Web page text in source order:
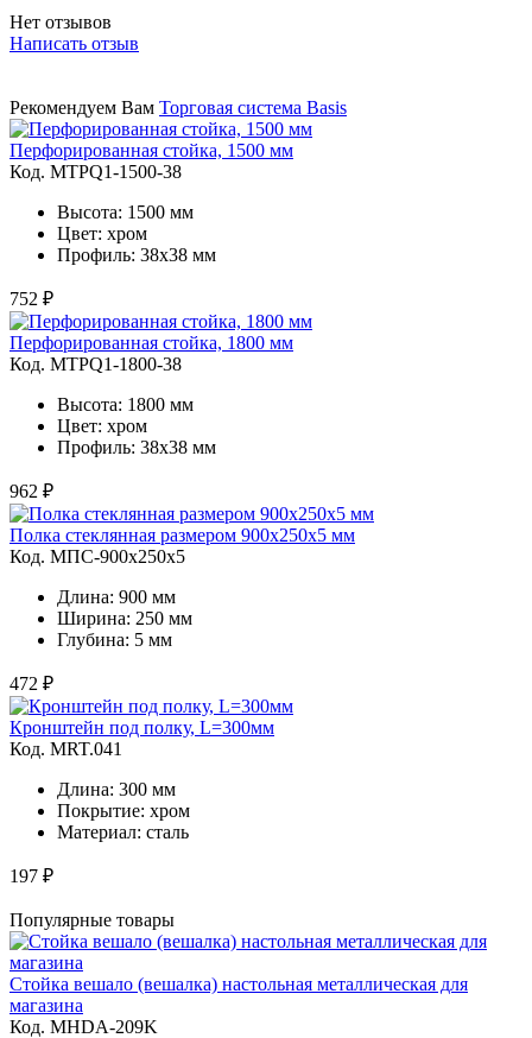
Нет отзывов
Написать отзыв
Рекомендуем Вам Торговая система Basis
Перфорированная стойка, 1500 мм
Код. MTPQ1-1500-38
Высота: 1500 мм
Цвет: хром
Профиль: 38х38 мм
752 ₽
Перфорированная стойка, 1800 мм
Код. MTPQ1-1800-38
Высота: 1800 мм
Цвет: хром
Профиль: 38х38 мм
962 ₽
Полка стеклянная размером 900х250х5 мм
Код. MПС-900х250х5
Длина: 900 мм
Ширина: 250 мм
Глубина: 5 мм
472 ₽
Кронштейн под полку, L=300мм
Код. MRT.041
Длина: 300 мм
Покрытие: хром
Материал: сталь
197 ₽
Популярные товары
Стойка вешало (вешалка) настольная металлическая для
магазина
Код. MHDA-209K